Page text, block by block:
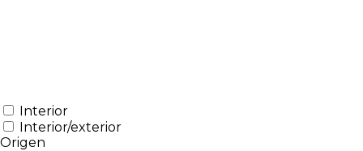
Interior
Interior/exterior
Origen